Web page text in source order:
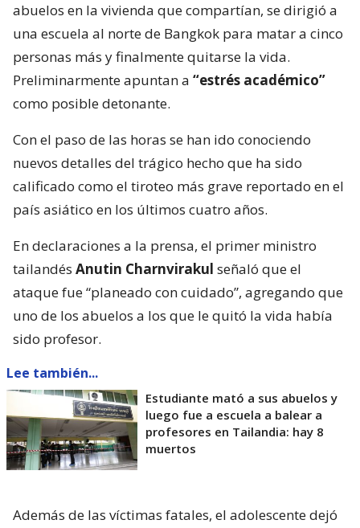
abuelos en la vivienda que compartían, se dirigió a
una escuela al norte de Bangkok para matar a cinco
personas más y finalmente quitarse la vida.
Preliminarmente apuntan a “estrés académico”
como posible detonante.
Con el paso de las horas se han ido conociendo
nuevos detalles del trágico hecho que ha sido
calificado como el tiroteo más grave reportado en el
país asiático en los últimos cuatro años.
En declaraciones a la prensa, el primer ministro
tailandés Anutin Charnvirakul señaló que el
ataque fue “planeado con cuidado”, agregando que
uno de los abuelos a los que le quitó la vida había
sido profesor.
Lee también...
Estudiante mató a sus abuelos y
luego fue a escuela a balear a
profesores en Tailandia: hay 8
muertos
Además de las víctimas fatales, el adolescente dejó